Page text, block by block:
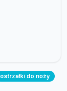
ostrzałki do noży